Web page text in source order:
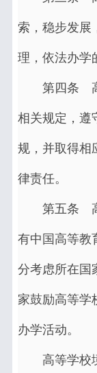
索，稳步发展
理，依法办学
第四条 高
相关规定，遵
规，并取得相
律责任。
第五条 高
有中国高等教
分考虑所在国
家鼓励高等学
办学活动。
高等学校境